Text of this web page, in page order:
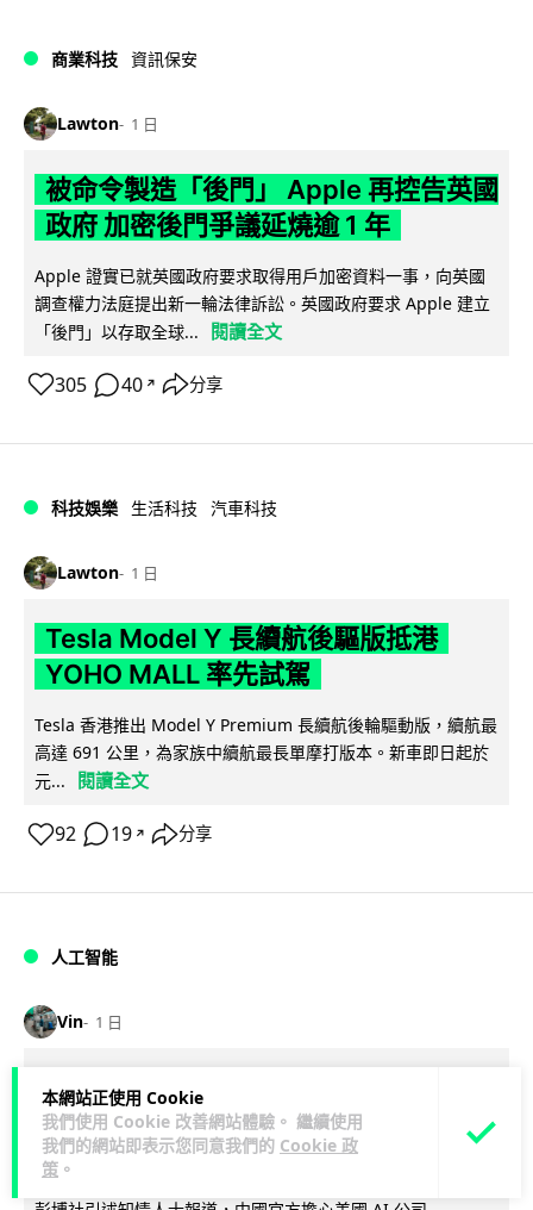
本網站正使用 Cookie
我們使用 Cookie 改善網站體驗。 繼續使用
我們的網站即表示您同意我們的 Cookie 政
策 。
商業科技 資訊保安
Lawton 1 日
被命令製造「後門」 Apple 再控告英國
政府 加密後門爭議延燒逾 1 年
Apple 證實已就英國政府要求取得用戶加密資料一事，向英國
調查權力法庭提出新一輪法律訴訟。英國政府要求 Apple 建立
「後門」以存取全球...
閱讀全文
305 40 ↗ 分享
科技娛樂 生活科技 汽車科技
Lawton 1 日
Tesla Model Y 長續航後驅版抵港
YOHO MALL 率先試駕
Tesla 香港推出 Model Y Premium 長續航後輪驅動版，續航最
高達 691 公里，為家族中續航最長單摩打版本。新車即日起於
元...
閱讀全文
92 19 ↗ 分享
人工智能
Vin 1 日
據報中國憂美國 AI 變武器 不滿
Anthropic 拒正常存取 擬列實體清單作
反制